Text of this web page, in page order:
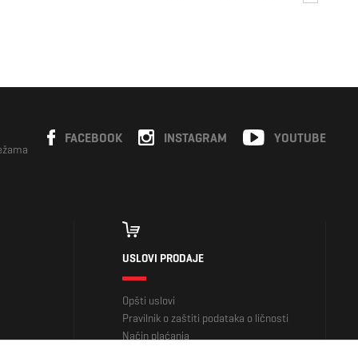
YOUTUBE
INSTAGRAM
FACEBOOK
USLOVI PRODAJE
Opšti uslovi
Pravilnik o zaštiti podataka o ličnosti
Način plaćanja